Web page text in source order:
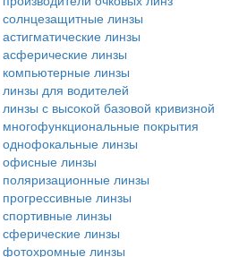
солнцезащитные линзы
астигматические линзы
асферические линзы
компьютерные линзы
линзы для водителей
линзы с высокой базовой кривизной
многофункциональные покрытия
однофокальные линзы
офисные линзы
поляризационные линзы
прогрессивные линзы
спортивные линзы
сферические линзы
фотохромные линзы